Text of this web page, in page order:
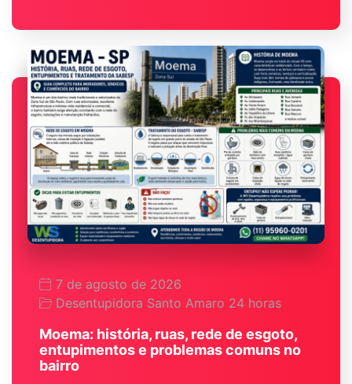
7 de agosto de 2026
Desentupidora Santo Amaro 24 horas
Moema: história, ruas, rede de esgoto,
entupimentos e problemas comuns no
bairro